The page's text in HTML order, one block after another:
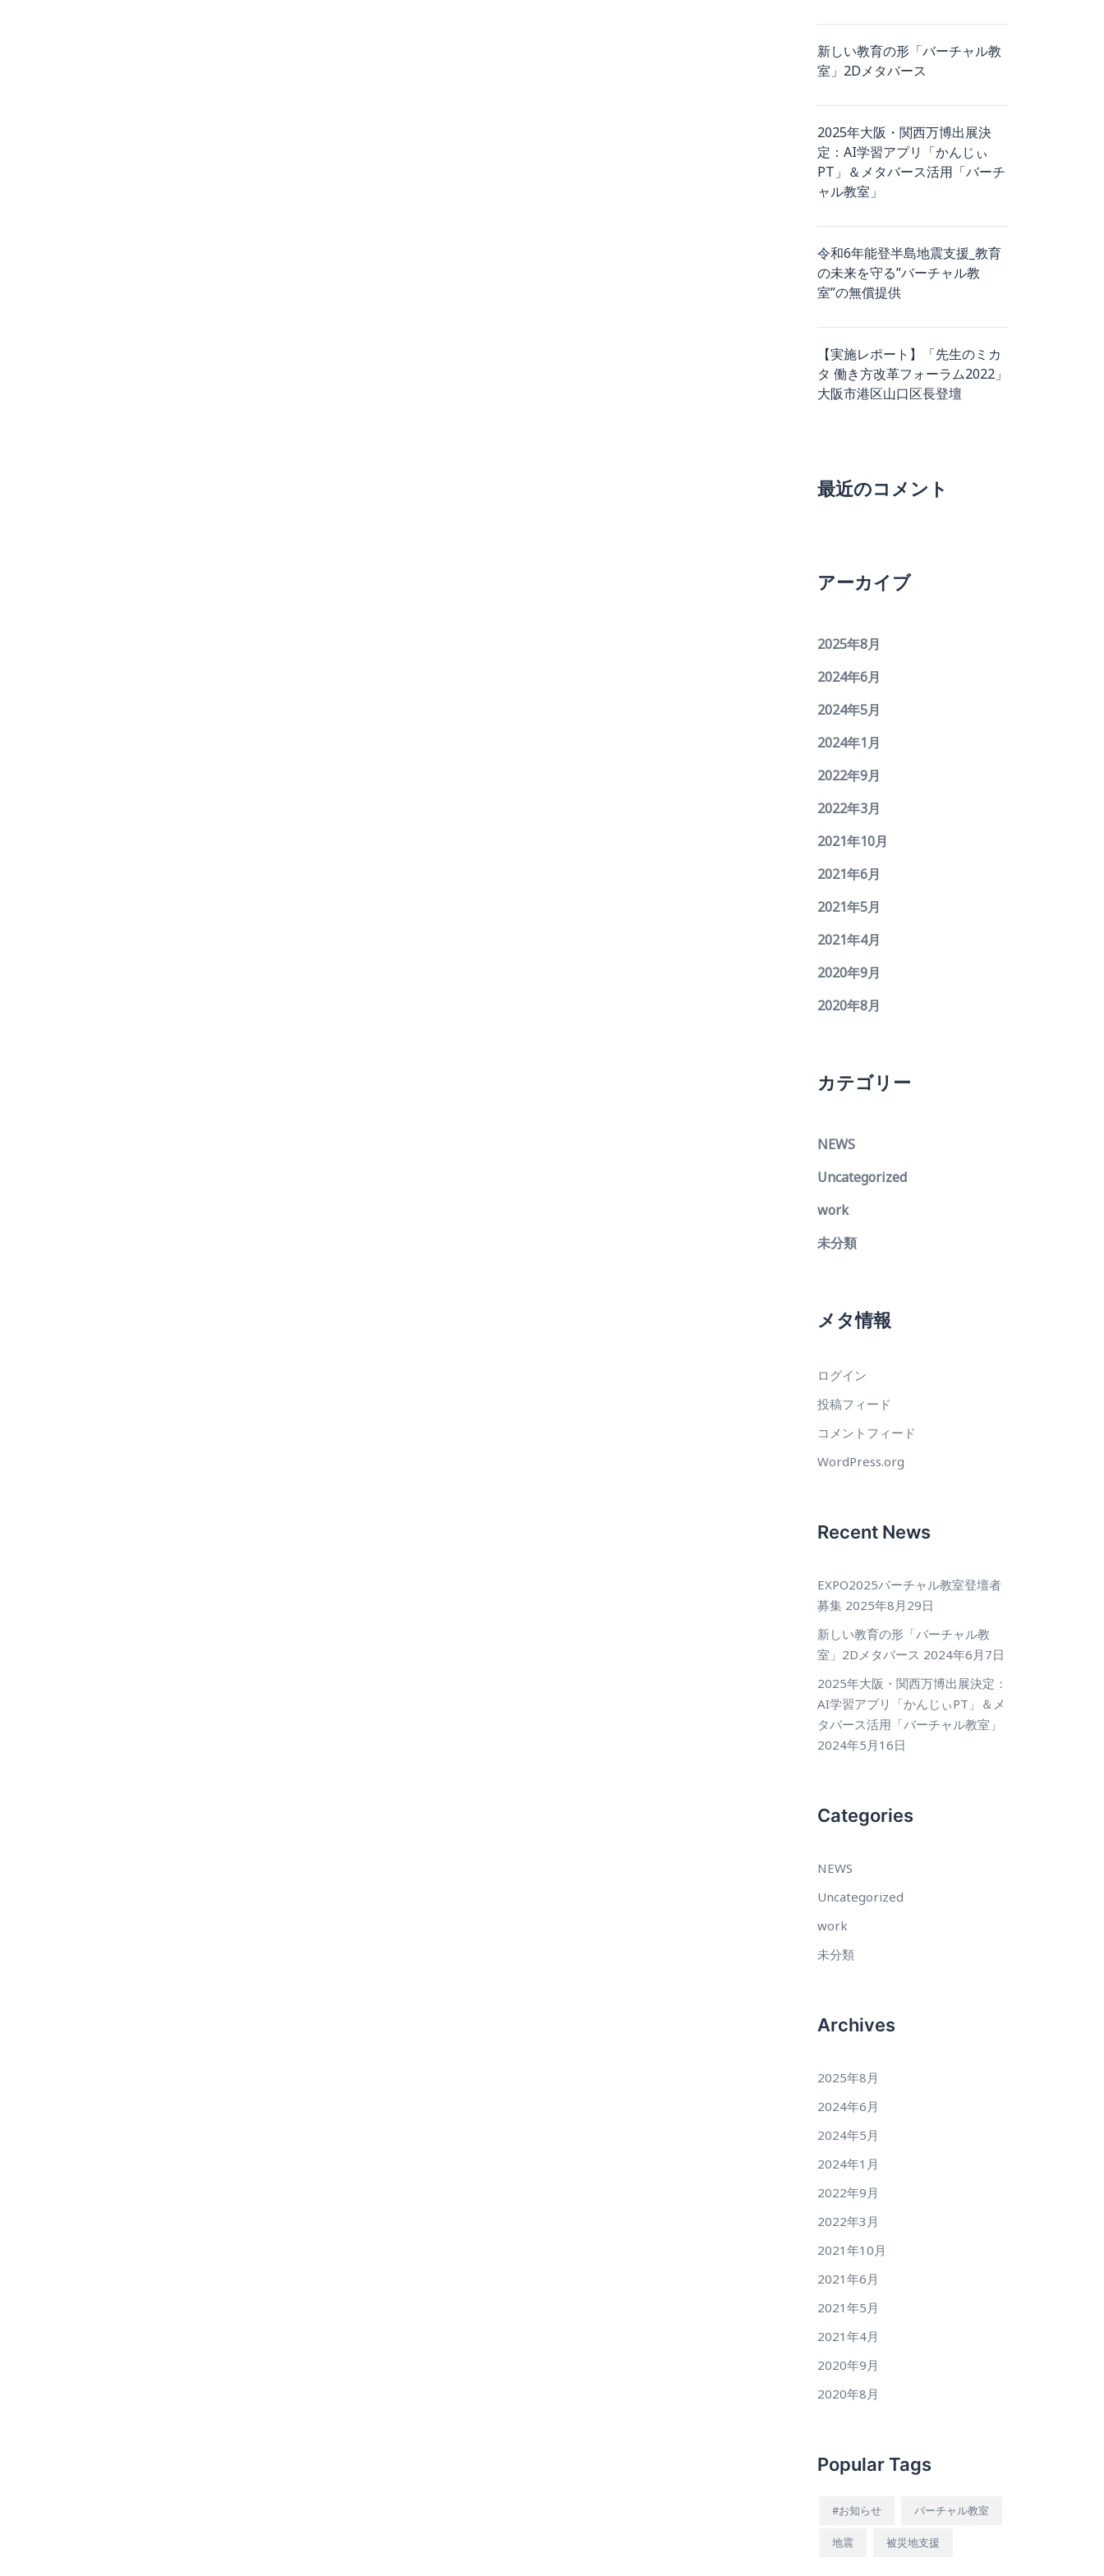
新しい教育の形「バーチャル教
室」2Dメタバース
2025年大阪・関西万博出展決
定：AI学習アプリ「かんじぃ
PT」＆メタバース活用「バーチ
ャル教室」
令和6年能登半島地震支援_教育
の未来を守る”バーチャル教
室”の無償提供
【実施レポート】「先生のミカ
タ 働き方改革フォーラム2022」
大阪市港区山口区長登壇
最近のコメント
アーカイブ
2025年8月
2024年6月
2024年5月
2024年1月
2022年9月
2022年3月
2021年10月
2021年6月
2021年5月
2021年4月
2020年9月
2020年8月
カテゴリー
NEWS
Uncategorized
work
未分類
メタ情報
ログイン
投稿フィード
コメントフィード
WordPress.org
Recent News
EXPO2025バーチャル教室登壇者
募集 2025年8月29日
新しい教育の形「バーチャル教
室」2Dメタバース 2024年6月7日
2025年大阪・関西万博出展決定：
AI学習アプリ「かんじぃPT」＆メ
タバース活用「バーチャル教室」
2024年5月16日
Categories
NEWS
Uncategorized
work
未分類
Archives
2025年8月
2024年6月
2024年5月
2024年1月
2022年9月
2022年3月
2021年10月
2021年6月
2021年5月
2021年4月
2020年9月
2020年8月
Popular Tags
#お知らせ バーチャル教室
地震 被災地支援